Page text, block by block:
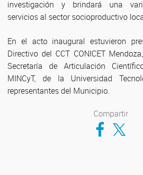
investigación y brindará una
servicios al sector socioproductivo
En el acto inaugural estuvieron
Directivo del CCT CONICET
Secretaría de Articulación
MINCyT, de la Universidad
representantes del Municipio.
Compartir
Compartir en
Compartir en